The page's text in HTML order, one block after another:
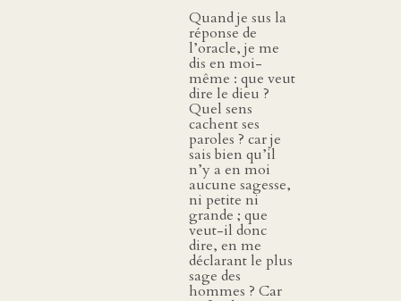
Quand je sus la
réponse de
l’oracle, je me
dis en moi-
même : que veut
dire le dieu ?
Quel sens
cachent ses
paroles ? car je
sais bien qu’il
n’y a en moi
aucune sagesse,
ni petite ni
grande ; que
veut-il donc
dire, en me
déclarant le plus
sage des
hommes ? Car